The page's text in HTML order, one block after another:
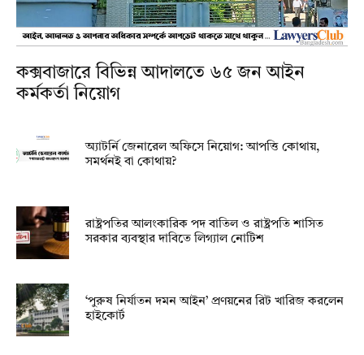
কক্সবাজারে বিভিন্ন আদালতে ৬৫ জন আইন
কর্মকর্তা নিয়োগ
অ্যাটর্নি জেনারেল অফিসে নিয়োগ: আপত্তি কোথায়,
সমর্থনই বা কোথায়?
রাষ্ট্রপতির আলংকারিক পদ বাতিল ও রাষ্ট্রপতি শাসিত
সরকার ব্যবস্থার দাবিতে লিগ্যাল নোটিশ
‘পুরুষ নির্যাতন দমন আইন’ প্রণয়নের রিট খারিজ করলেন
হাইকোর্ট